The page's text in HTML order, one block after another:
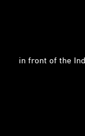
in front of the